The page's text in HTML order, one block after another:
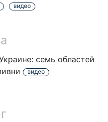
видео
семь областей
видео